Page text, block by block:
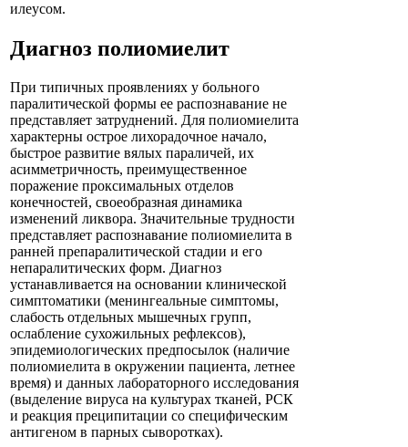
илеусом.
Диагноз полиомиелит
При типичных проявлениях у больного
паралитической формы ее распознавание не
представляет затруднений. Для полиомиелита
характерны острое лихорадочное начало,
быстрое развитие вялых параличей, их
асимметричность, преимущественное
поражение проксимальных отделов
конечностей, своеобразная динамика
изменений ликвора. Значительные трудности
представляет распознавание полиомиелита в
ранней препаралитической стадии и его
непаралитических форм. Диагноз
устанавливается на основании клинической
симптоматики (менингеальные симптомы,
слабость отдельных мышечных групп,
ослабление сухожильных рефлексов),
эпидемиологических предпосылок (наличие
полиомиелита в окружении пациента, летнее
время) и данных лабораторного исследования
(выделение вируса на культурах тканей, РСК
и реакция преципитации со специфическим
антигеном в парных сыворотках).